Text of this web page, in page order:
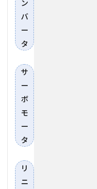
ン
バ
ー
タ
サ
ー
ボ
モ
ー
タ
リ
ニ